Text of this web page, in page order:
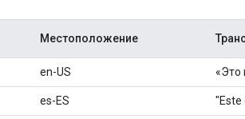
Местоположение
en-US «Это
es-ES "Este